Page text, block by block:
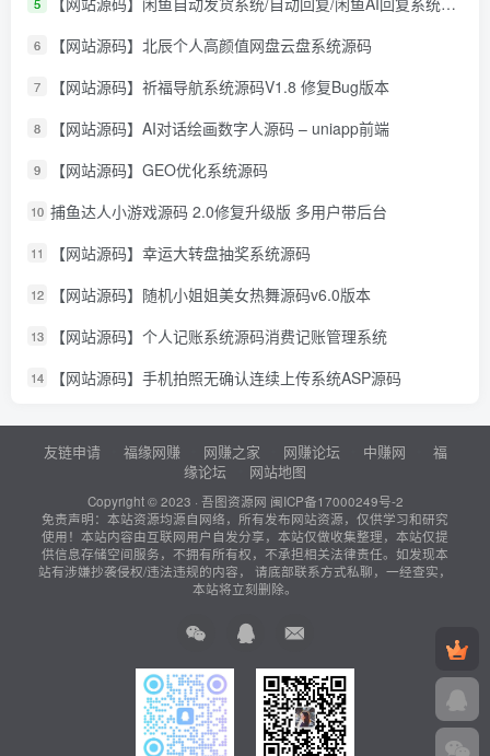
6 【网站源码】北辰个人高颜值网盘云盘系统源码
7 【网站源码】祈福导航系统源码V1.8 修复Bug版本
8 【网站源码】AI对话绘画数字人源码 – uniapp前端
9 【网站源码】GEO优化系统源码
10 捕鱼达人小游戏源码 2.0修复升级版 多用户带后台
11 【网站源码】幸运大转盘抽奖系统源码
12 【网站源码】随机小姐姐美女热舞源码v6.0版本
13 【网站源码】个人记账系统源码消费记账管理系统
14 【网站源码】手机拍照无确认连续上传系统ASP源码
友链申请 福缘网赚 网赚之家 网赚论坛 中赚网
福
缘论坛
网站地图
Copyright © 2023 · 吾图资源网 闽ICP备17000249号-2
免责声明：本站资源均源自网络，所有发布网站资源，仅供学习和研究
使用！本站内容由互联网用户自发分享，本站仅做收集整理，本站仅提
供信息存储空间服务，不拥有所有权，不承担相关法律责任。如发现本
站有涉嫌抄袭侵权/违法违规的内容， 请底部联系方式私聊，一经查实，
本站将立刻删除。